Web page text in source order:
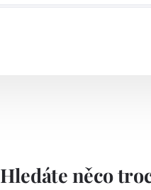
Hledáte něco